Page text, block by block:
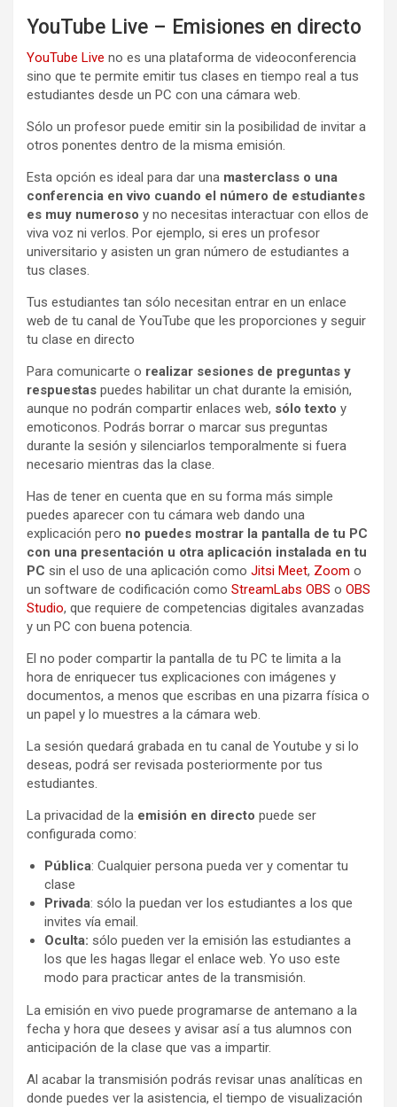
YouTube Live – Emisiones en directo
YouTube Live no es una plataforma de videoconferencia
sino que te permite emitir tus clases en tiempo real a tus
estudiantes desde un PC con una cámara web.
Sólo un profesor puede emitir sin la posibilidad de invitar a
otros ponentes dentro de la misma emisión.
Esta opción es ideal para dar una masterclass o una
conferencia en vivo cuando el número de estudiantes
es muy numeroso y no necesitas interactuar con ellos de
viva voz ni verlos. Por ejemplo, si eres un profesor
universitario y asisten un gran número de estudiantes a
tus clases.
Tus estudiantes tan sólo necesitan entrar en un enlace
web de tu canal de YouTube que les proporciones y seguir
tu clase en directo
Para comunicarte o realizar sesiones de preguntas y
respuestas puedes habilitar un chat durante la emisión,
aunque no podrán compartir enlaces web, sólo texto y
emoticonos. Podrás borrar o marcar sus preguntas
durante la sesión y silenciarlos temporalmente si fuera
necesario mientras das la clase.
Has de tener en cuenta que en su forma más simple
puedes aparecer con tu cámara web dando una
explicación pero no puedes mostrar la pantalla de tu PC
con una presentación u otra aplicación instalada en tu
PC sin el uso de una aplicación como Jitsi Meet, Zoom o
un software de codificación como StreamLabs OBS o OBS
Studio, que requiere de competencias digitales avanzadas
y un PC con buena potencia.
El no poder compartir la pantalla de tu PC te limita a la
hora de enriquecer tus explicaciones con imágenes y
documentos, a menos que escribas en una pizarra física o
un papel y lo muestres a la cámara web.
La sesión quedará grabada en tu canal de Youtube y si lo
deseas, podrá ser revisada posteriormente por tus
estudiantes.
La privacidad de la emisión en directo puede ser
configurada como:
Pública: Cualquier persona pueda ver y comentar tu
clase
Privada: sólo la puedan ver los estudiantes a los que
invites vía email.
Oculta: sólo pueden ver la emisión las estudiantes a
los que les hagas llegar el enlace web. Yo uso este
modo para practicar antes de la transmisión.
La emisión en vivo puede programarse de antemano a la
fecha y hora que desees y avisar así a tus alumnos con
anticipación de la clase que vas a impartir.
Al acabar la transmisión podrás revisar unas analíticas en
donde puedes ver la asistencia, el tiempo de visualización